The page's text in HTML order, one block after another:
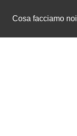
Cosa facciamo noi